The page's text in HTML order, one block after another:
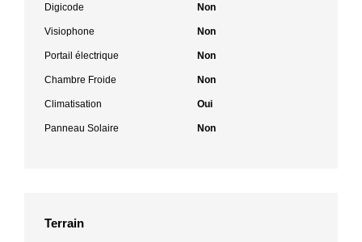
Digicode Non
Visiophone Non
Portail électrique Non
Chambre Froide Non
Climatisation Oui
Panneau Solaire Non
Terrain